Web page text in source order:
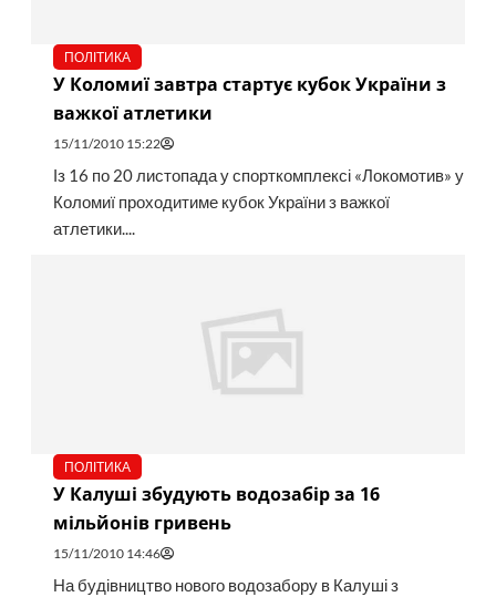
ПОЛІТИКА
У Коломиї завтра стартує кубок України з
важкої атлетики
15/11/2010 15:22
Із 16 по 20 листопада у спорткомплексі «Локомотив» у
Коломиї проходитиме кубок України з важкої
атлетики....
ПОЛІТИКА
У Калуші збудують водозабір за 16
мільйонів гривень
15/11/2010 14:46
На будівництво нового водозабору в Калуші з